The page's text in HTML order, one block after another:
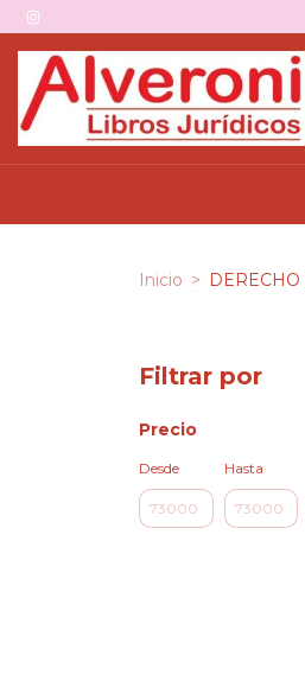
Inicio >
Filtrar por
Precio
Desde Hasta